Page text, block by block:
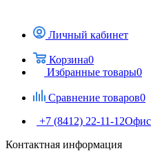
Личный кабинет
Корзина0
Избранные товары0
Сравнение товаров0
+7 (8412) 22-11-12Офис
Контактная информация